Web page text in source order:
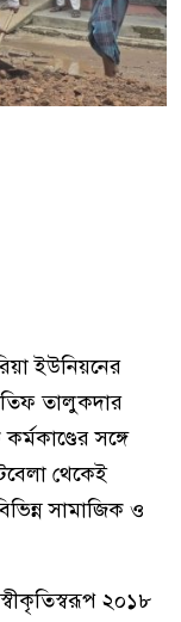
ইউনিয়নের
তালুকদার
সঙ্গে
থেকেই
সামাজিক ও
২০১৮